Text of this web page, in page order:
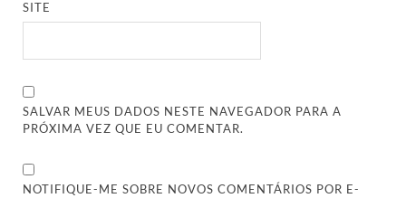
SITE
SALVAR MEUS DADOS NESTE NAVEGADOR PARA A
PRÓXIMA VEZ QUE EU COMENTAR.
NOTIFIQUE-ME SOBRE NOVOS COMENTÁRIOS POR E-